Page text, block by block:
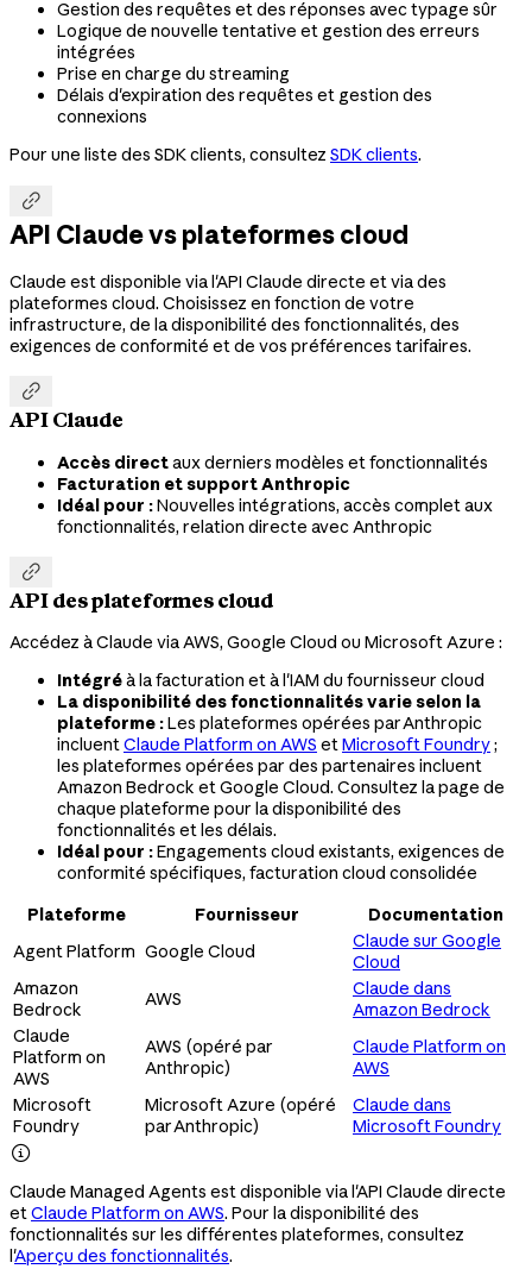
Gestion des requêtes et des réponses avec typage sûr
Logique de nouvelle tentative et gestion des erreurs
intégrées
Prise en charge du streaming
Délais d'expiration des requêtes et gestion des
connexions
Pour une liste des SDK clients, consultez SDK clients.

API Claude vs plateformes cloud
Claude est disponible via l'API Claude directe et via des
plateformes cloud. Choisissez en fonction de votre
infrastructure, de la disponibilité des fonctionnalités, des
exigences de conformité et de vos préférences tarifaires.

API Claude
Accès directaux derniers modèles et fonctionnalités
Facturation et support Anthropic
Idéal pour :Nouvelles intégrations, accès complet aux
fonctionnalités, relation directe avec Anthropic

API des plateformes cloud
Accédez à Claude via AWS, Google Cloud ou Microsoft Azure :
Intégréà la facturation et à l'IAM du fournisseur cloud
La disponibilité des fonctionnalités varie selon la
plateforme :Les plateformes opérées par Anthropic
incluentClaude Platform on AWS etMicrosoft Foundry;
les plateformes opérées par des partenaires incluent
Amazon Bedrock et Google Cloud. Consultez la page de
chaque plateforme pour la disponibilité des
fonctionnalités et les délais.
Idéal pour :Engagements cloud existants, exigences de
conformité spécifiques, facturation cloud consolidée
Plateforme
Fournisseur
Documentation
Agent Platform Google Cloud
Claude sur Google
Cloud
Amazon
Bedrock
AWS
Claude dans
Amazon Bedrock
Claude
Platform on
AWS
AWS (opéré par
Anthropic)
Claude Platform on
AWS
Microsoft
Foundry
Microsoft Azure (opéré
par Anthropic)
Claude dans
Microsoft Foundry

Claude Managed Agents est disponible via l'API Claude directe
etClaude Platform on AWS. Pour la disponibilité des
fonctionnalités sur les différentes plateformes, consultez
l'Aperçu des fonctionnalités.